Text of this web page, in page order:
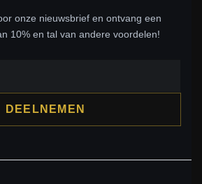
onze nieuwsbrief en ontvang een
10% en tal van andere voordelen!
DEELNEMEN